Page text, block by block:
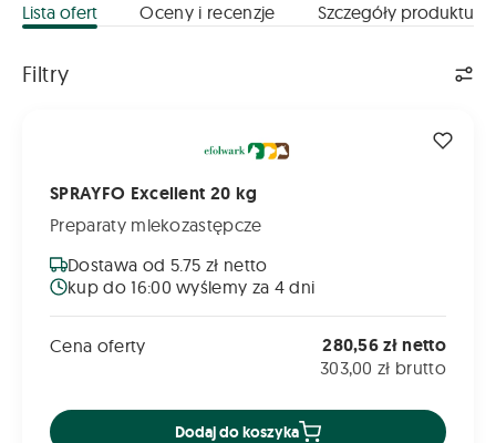
Lista ofert Oceny i recenzje Szczegóły produktu
Filtry
SPRAYFO Excellent 20 kg
Preparaty mlekozastępcze
Dostawa od 5.75 zł netto
kup do 16:00 wyślemy za 4 dni
Cena oferty 280,56 zł netto
303,00 zł brutto
Dodaj do koszyka